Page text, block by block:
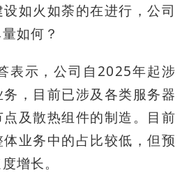
如火如荼的在进行，公司
如何？
表示，公司自2025年起涉
，目前已涉及各类服务器
及散热组件的制造。目前
业务中的占比较低，但预
增长。